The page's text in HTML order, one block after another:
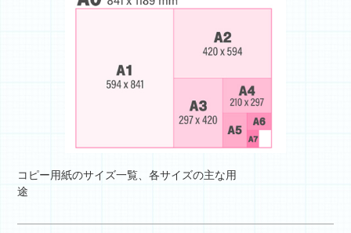
コピー用紙のサイズ一覧、各サイズの主な用
途